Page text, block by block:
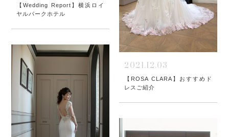
【Wedding Report】横浜ロイ
ヤルパークホテル
2021.12.03
【ROSA CLARA】おすすめド
レスご紹介